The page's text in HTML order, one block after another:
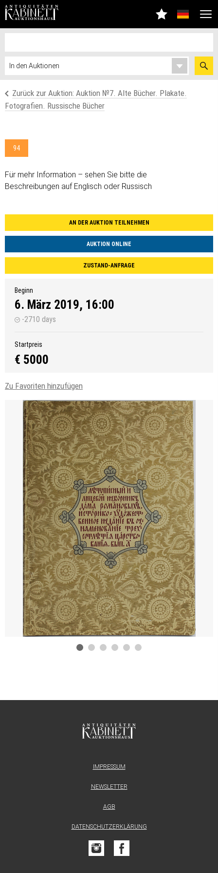
Zurück zur Auktion: Auktion №7. Alte Bücher. Plakate.
Fotografien. Russische Bücher
94
Für mehr Information – sehen Sie bitte die
Beschreibungen auf Englisch oder Russisch
AN DER AUKTION TEILNEHMEN
AUKTION ONLINE
ZUSTAND-ANFRAGE
Beginn
6. März 2019, 16:00
-2710 days
Startpreis
€ 5000
Zu Favoriten hinzufügen
IMPRESSUM
NEWSLETTER
AGB
DATENSCHUTZERKLÄRUNG